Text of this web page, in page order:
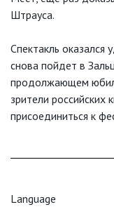
Штрауса.
Спектакль оказался
снова пойдет в
продолжающем
зрители российских
присоединиться к
Language